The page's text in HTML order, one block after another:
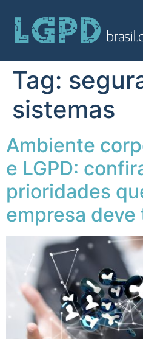
Tag:
sistemas
Ambiente
e LGPD:
prioridades
empresa deve